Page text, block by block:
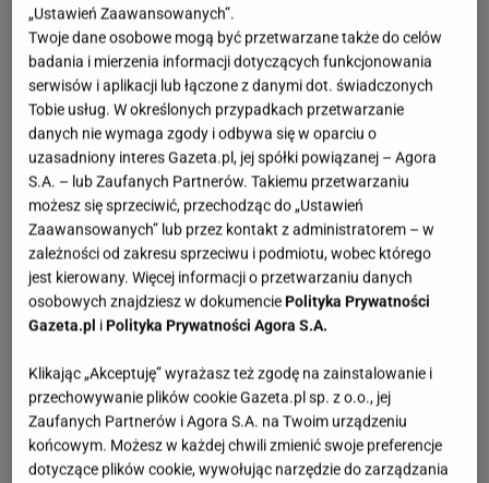
„Ustawień Zaawansowanych”.
Twoje dane osobowe mogą być przetwarzane także do celów
badania i mierzenia informacji dotyczących funkcjonowania
serwisów i aplikacji lub łączone z danymi dot. świadczonych
Tobie usług. W określonych przypadkach przetwarzanie
danych nie wymaga zgody i odbywa się w oparciu o
uzasadniony interes Gazeta.pl, jej spółki powiązanej – Agora
S.A. – lub Zaufanych Partnerów. Takiemu przetwarzaniu
możesz się sprzeciwić, przechodząc do „Ustawień
Zaawansowanych” lub przez kontakt z administratorem – w
zależności od zakresu sprzeciwu i podmiotu, wobec którego
jest kierowany. Więcej informacji o przetwarzaniu danych
osobowych znajdziesz w dokumenciePolityka Prywatności
Gazeta.pl iPolityka Prywatności Agora S.A.
Klikając „Akceptuję” wyrażasz też zgodę na zainstalowanie i
przechowywanie plików cookie Gazeta.pl sp. z o.o., jej
Zaufanych Partnerów i Agora S.A. na Twoim urządzeniu
końcowym. Możesz w każdej chwili zmienić swoje preferencje
dotyczące plików cookie, wywołując narzędzie do zarządzania